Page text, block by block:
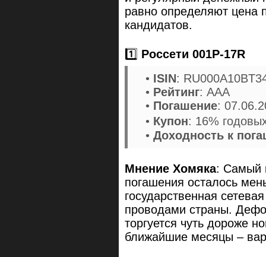
равно определяют цена
кандидатов.
1️⃣ Россети 001Р-17R
• ISIN:
• Рейтинг: ААА
• Погашение:
• Купон: 16%
• Доходность к
Мнение Хомяка: Самый
погашения осталось
государственная
проводами страны.
торгуется чуть дороже
ближайшие месяцы –